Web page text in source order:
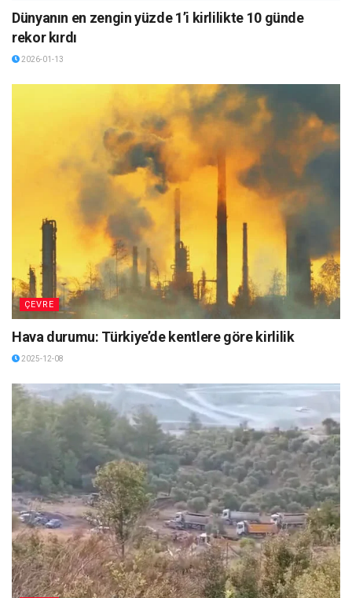
Dünyanın en zengin yüzde 1’i kirlilikte 10 günde
rekor kırdı
2026-01-13
ÇEVRE
Hava durumu: Türkiye’de kentlere göre kirlilik
2025-12-08